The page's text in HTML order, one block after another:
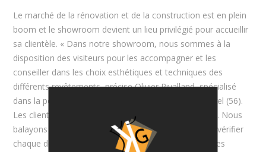
Le marché de la rénovation et de la construction est en plein
boom et le showroom devient un lieu privilégié pour accueillir
sa clientèle. « Dans notre showroom, nous sommes à la
disposition des visiteurs pour les accompagner et les
conseiller dans les choix esthétiques et techniques des
différents revêtements, précise Olivier Rivalland, spécialisé
dans la pose et la vente de carrelage et faïence à Férel (56).
Les clients bénéficient d'un rendez-vous personnalisé. Nous
balayons avec eux l’ensemble de leur projet, pour en vérifier
chaque détail. Nous sommes là pour les guider vers les